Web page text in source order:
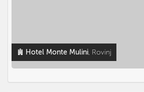
Hotel Monte Mulini, Rovinj